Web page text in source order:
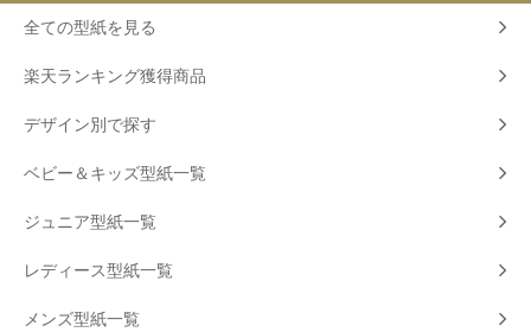
全ての型紙を見る
楽天ランキング獲得商品
デザイン別で探す
ベビー＆キッズ型紙一覧
ジュニア型紙一覧
レディース型紙一覧
メンズ型紙一覧